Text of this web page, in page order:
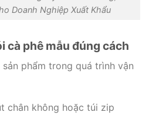
Doanh Nghiệp Xuất Khẩu
cà phê mẫu đúng cách
phẩm trong quá trình vận
chân không hoặc túi zip